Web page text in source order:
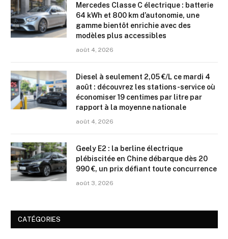
Mercedes Classe C électrique : batterie
64 kWh et 800 km d’autonomie, une
gamme bientôt enrichie avec des
modèles plus accessibles
août 4, 2026
Diesel à seulement 2,05 €/L ce mardi 4
août : découvrez les stations-service où
économiser 19 centimes par litre par
rapport à la moyenne nationale
août 4, 2026
Geely E2 : la berline électrique
plébiscitée en Chine débarque dès 20
990 €, un prix défiant toute concurrence
août 3, 2026
CATÉGORIES